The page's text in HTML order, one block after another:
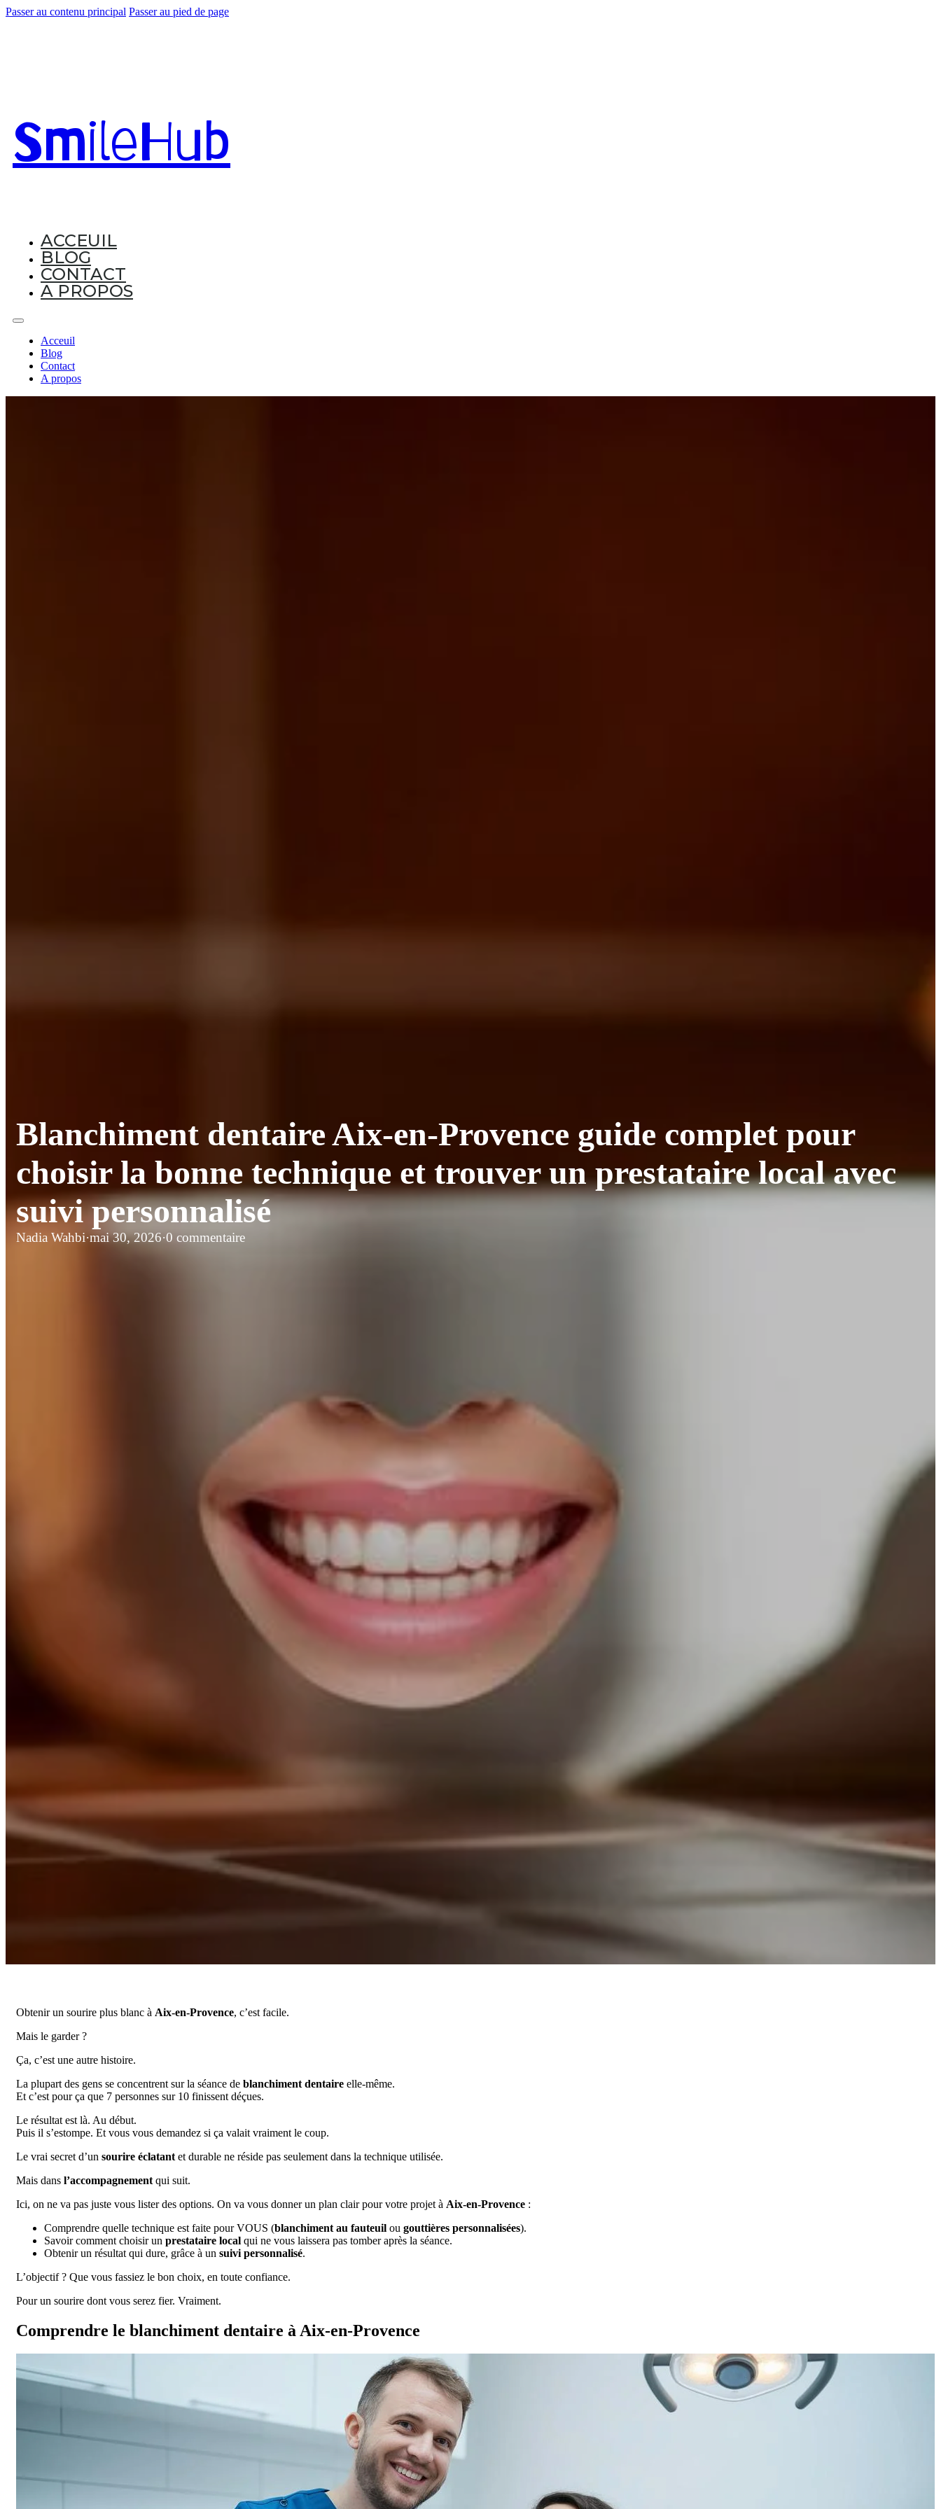
Passer au contenu principal Passer au pied de page
SmileHub
ACCEUIL
BLOG
CONTACT
A PROPOS
Acceuil
Blog
Contact
A propos
Blanchiment dentaire Aix-en-Provence guide complet pour
choisir la bonne technique et trouver un prestataire local avec
suivi personnalisé
Nadia Wahbi·mai 30, 2026·0 commentaire
Obtenir un sourire plus blanc à Aix-en-Provence, c’est facile.
Mais le garder ?
Ça, c’est une autre histoire.
La plupart des gens se concentrent sur la séance de blanchiment dentaire elle-même.
Et c’est pour ça que 7 personnes sur 10 finissent déçues.
Le résultat est là. Au début.
Puis il s’estompe. Et vous vous demandez si ça valait vraiment le coup.
Le vrai secret d’un sourire éclatant et durable ne réside pas seulement dans la technique utilisée.
Mais dans l’accompagnement qui suit.
Ici, on ne va pas juste vous lister des options. On va vous donner un plan clair pour votre projet à Aix-en-Provence :
Comprendre quelle technique est faite pour VOUS (blanchiment au fauteuil ou gouttières personnalisées).
Savoir comment choisir un prestataire local qui ne vous laissera pas tomber après la séance.
Obtenir un résultat qui dure, grâce à un suivi personnalisé.
L’objectif ? Que vous fassiez le bon choix, en toute confiance.
Pour un sourire dont vous serez fier. Vraiment.
Comprendre le blanchiment dentaire à Aix-en-Provence